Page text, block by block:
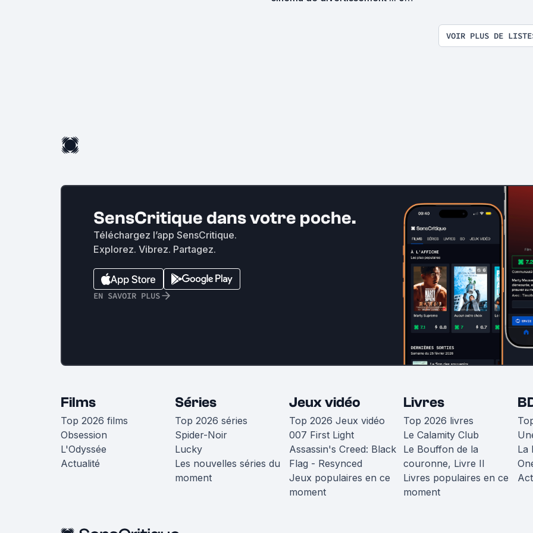
VOIR PLUS DE
SensCritique dans votre poche.
Téléchargez l’app SensCritique.
Explorez. Vibrez. Partagez.
EN SAVOIR PLUS
Films
Top 2026 films
Obsession
L'Odyssée
Actualité
Séries
Top 2026 séries
Spider-Noir
Lucky
Les nouvelles séries du
moment
Jeux vidéo
Top 2026 Jeux vidéo
007 First Light
Assassin's Creed: Black
Flag - Resynced
Jeux populaires en ce
moment
Livres
Top 2026 livres
Le Calamity Club
Le Bouffon de la
couronne, Livre II
Livres populaires en ce
moment
La